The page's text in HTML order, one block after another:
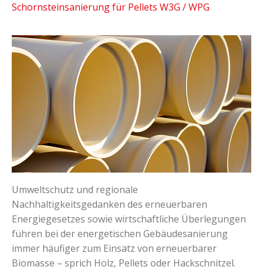
Schornsteinsanierung für Pellets W3G / WPG
Umweltschutz und regionale
Nachhaltigkeitsgedanken des erneuerbaren
Energiegesetzes sowie wirtschaftliche Überlegungen
führen bei der energetischen Gebäudesanierung
immer häufiger zum Einsatz von erneuerbarer
Biomasse – sprich Holz, Pellets oder Hackschnitzel.